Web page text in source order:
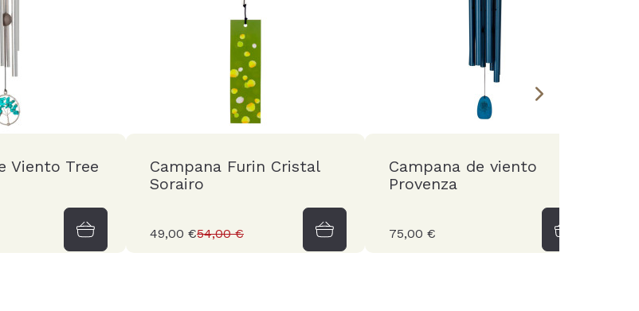
Viento Tree
Campana Furin Cristal
Sorairo
49,00 €54,00 €
Campana de viento
Provenza
75,00 €